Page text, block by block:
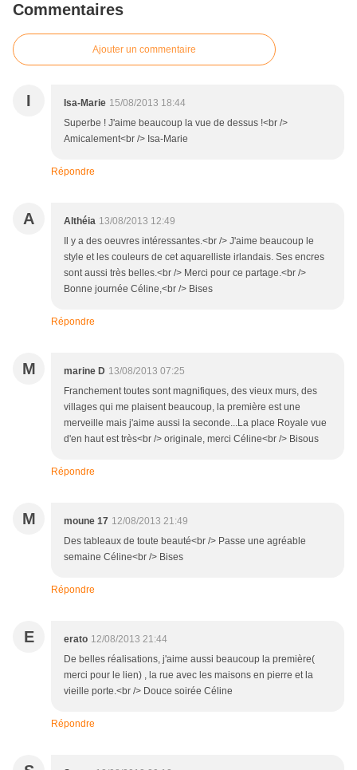
Commentaires
Ajouter un commentaire
I Isa-Marie 15/08/2013 18:44
Superbe ! J'aime beaucoup la vue de dessus !<br />
Amicalement<br /> Isa-Marie
Répondre
A Althéia 13/08/2013 12:49
Il y a des oeuvres intéressantes.<br /> J'aime beaucoup le
style et les couleurs de cet aquarelliste irlandais. Ses encres
sont aussi très belles.<br /> Merci pour ce partage.<br />
Bonne journée Céline,<br /> Bises
Répondre
M marine D 13/08/2013 07:25
Franchement toutes sont magnifiques, des vieux murs, des
villages qui me plaisent beaucoup, la première est une
merveille mais j'aime aussi la seconde...La place Royale vue
d'en haut est très<br /> originale, merci Céline<br /> Bisous
Répondre
M moune 17 12/08/2013 21:49
Des tableaux de toute beauté<br /> Passe une agréable
semaine Céline<br /> Bises
Répondre
E erato 12/08/2013 21:44
De belles réalisations, j'aime aussi beaucoup la première(
merci pour le lien) , la rue avec les maisons en pierre et la
vieille porte.<br /> Douce soirée Céline
Répondre